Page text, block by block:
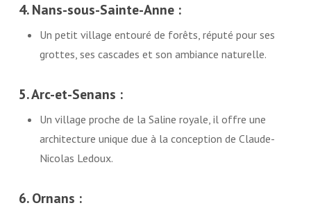
4. Nans-sous-Sainte-Anne :
Un petit village entouré de forêts, réputé pour ses
grottes, ses cascades et son ambiance naturelle.
5. Arc-et-Senans :
Un village proche de la Saline royale, il offre une
architecture unique due à la conception de Claude-
Nicolas Ledoux.
6. Ornans :